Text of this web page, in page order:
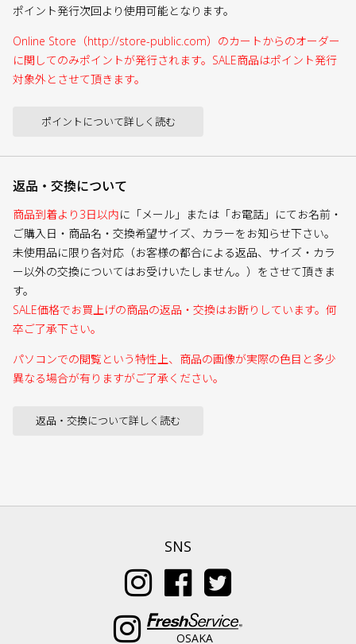
ポイント発行次回より使用可能となります。
Online Store（http://store-public.com）のカートからのオーダー
に関してのみポイントが発行されます。SALE商品はポイント発行
対象外とさせて頂きます。
ポイントについて詳しく読む
返品・交換について
商品到着より3日以内に「メール」または「お電話」にてお名前・
ご購入日・商品名・交換希望サイズ、カラーをお知らせ下さい。
未使用品に限り各対応（お客様の都合による返品、サイズ・カラ
ー以外の交換についてはお受けいたしません。）をさせて頂きま
す。
SALE価格でお買上げの商品の返品・交換はお断りしています。何
卒ご了承下さい。
パソコンでの閲覧という特性上、商品の画像が実際の色目と多少
異なる場合が有りますがご了承ください。
返品・交換について詳しく読む
SNS
OSAKA